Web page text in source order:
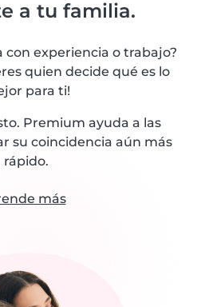
a tu familia.
con experiencia o trabajo?
quien decide qué es lo
para ti!
Premium ayuda a las
su coincidencia aún más
rápido.
más